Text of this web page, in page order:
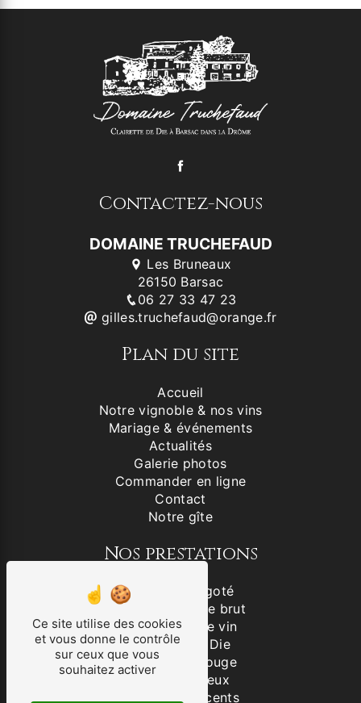
Contactez-nous
DOMAINE TRUCHEFAUD
Les Bruneaux
26150 Barsac
06 27 33 47 23
gilles.truchefaud@orange.fr
Plan du site
Accueil
Notre vignoble & nos vins
Mariage & événements
Actualités
Galerie photos
Commander en ligne
Contact
Notre gîte
Nos prestations
Vin blanc aligoté
Clairette de Die brut
Producteur de vin
Clairette de Die
IGP Drôme Rouge
VSIG Mousseux
Vins effervescents
Ce site utilise des cookies
et vous donne le contrôle
sur ceux que vous
souhaitez activer